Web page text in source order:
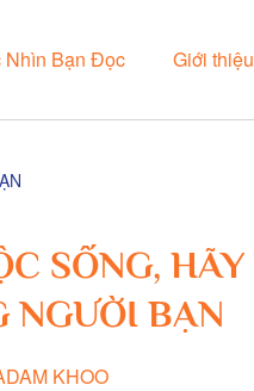
Nhìn Bạn Đọc Giới thiệu
SỐNG,
NGƯỜI BẠN
KHOO